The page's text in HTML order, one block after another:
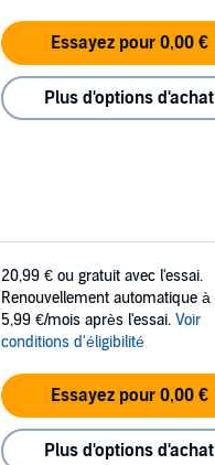
Essayez pour 0,00 €
Plus d'options d'achat
20,99 € ou gratuit avec l'essai.
Renouvellement automatique à
5,99 €/mois après l'essai. Voir
conditions d'éligibilité
Essayez pour 0,00 €
Plus d'options d'achat